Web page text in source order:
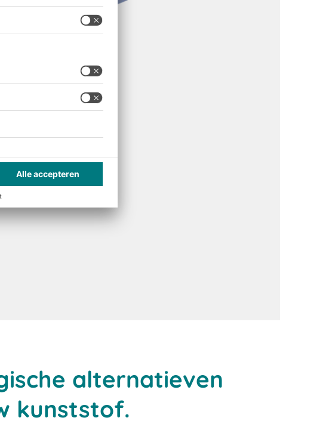
alternatieven
kunststof.